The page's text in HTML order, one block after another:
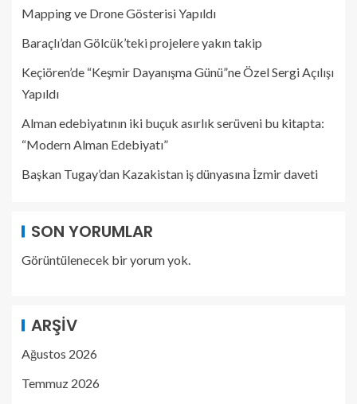
Mapping ve Drone Gösterisi Yapıldı
Baraçlı’dan Gölcük’teki projelere yakın takip
Keçiören’de “Keşmir Dayanışma Günü”ne Özel Sergi Açılışı
Yapıldı
Alman edebiyatının iki buçuk asırlık serüveni bu kitapta:
“Modern Alman Edebiyatı”
Başkan Tugay’dan Kazakistan iş dünyasına İzmir daveti
SON YORUMLAR
Görüntülenecek bir yorum yok.
ARŞIV
Ağustos 2026
Temmuz 2026